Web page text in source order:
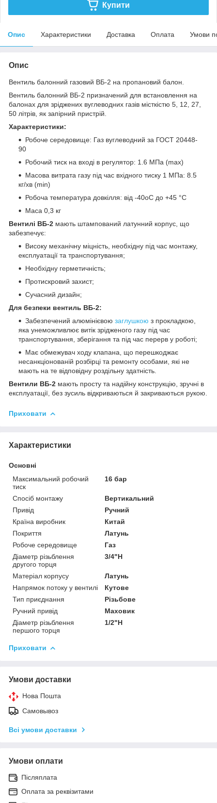
Купити
Опис Характеристики Доставка Оплата Умови
Опис
Вентиль балонний газовий ВБ-2 на пропановий балон.
Вентиль балонний ВБ-2 призначений для встановлення на
балонах для зріджених вуглеводних газів місткістю 5, 12, 27,
50 літрів, як запірний пристрій.
Характеристики:
Робоче середовище: Газ вуглеводний за ГОСТ 20448-
90
Робочий тиск на вході в регулятор: 1.6 МПа (max)
Масова витрата газу під час вхідного тиску 1 МПа: 8.5
кг/хв (min)
Робоча температура довкілля: від -40oС до +45 °C
Маса 0,3 кг
Вентилі ВБ-2 мають штампований латунний корпус, що
забезпечує:
Високу механічну міцність, необхідну під час монтажу,
експлуатації та транспортування;
Необхідну герметичність;
Протискровий захист;
Сучасний дизайн;
Для безпеки вентиль ВБ-2:
Забезпечений алюмінієвою заглушкою з прокладкою,
яка унеможливлює витік зрідженого газу під час
транспортування, зберігання та під час перерв у роботі;
Має обмежувач ходу клапана, що перешкоджає
несанкціонованій розбірці та ремонту особами, які не
мають на те відповідну роздільну здатність.
Вентили ВБ-2 мають просту та надійну конструкцію, зручні в
експлуатації, без зусиль відкриваються й закриваються рукою.
Приховати
Характеристики
Основні
Максимальний робочий
тиск
16 бар
Спосіб монтажу
Вертикальний
Привід
Ручний
Країна виробник
Китай
Покриття
Латунь
Робоче середовище
Газ
Діаметр різьблення
другого торця
3/4"Н
Матеріал корпусу
Латунь
Напрямок потоку у вентилі
Кутове
Тип приєднання
Різьбове
Ручний привід
Маховик
Діаметр різьблення
першого торця
1/2"Н
Приховати
Умови доставки
Нова Пошта
Самовывоз
Всі умови доставки
Умови оплати
Післяплата
Оплата за реквізитами